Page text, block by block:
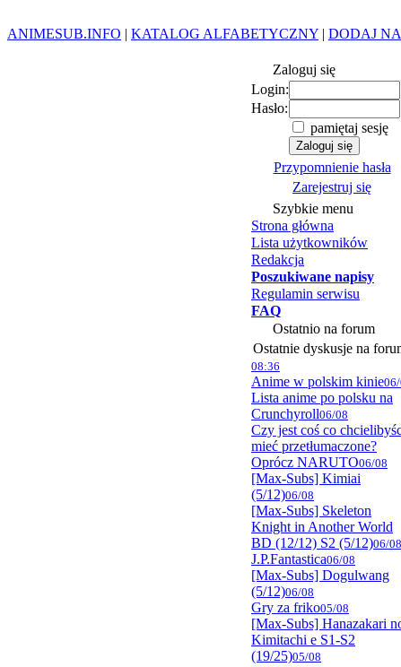
ANIMESUB.INFO | KATALOG ALFABETYCZNY | DODAJ
Zaloguj się
Login:
Hasło:
pamiętaj sesję
Przypomnienie hasła
Zarejestruj się
Szybkie menu
Strona główna
Lista użytkowników
Redakcja
Poszukiwane napisy
Regulamin serwisu
FAQ
Ostatnio na forum
Ostatnie dyskusje na
08:36
Anime w polskim kinie
Lista anime po polsku na
Crunchyroll06/08
Czy jest coś co
mieć przetłumaczone?
Oprócz NARUTO06/08
[Max-Subs] Kimiai
(5/12)06/08
[Max-Subs] Skeleton
Knight in Another World
BD (12/12) S2 (5/12)06/08
J.P.Fantastica06/08
[Max-Subs] Dogulwang
(5/12)06/08
Gry za friko05/08
[Max-Subs] Hanazakari
Kimitachi e S1-S2
(19/25)05/08